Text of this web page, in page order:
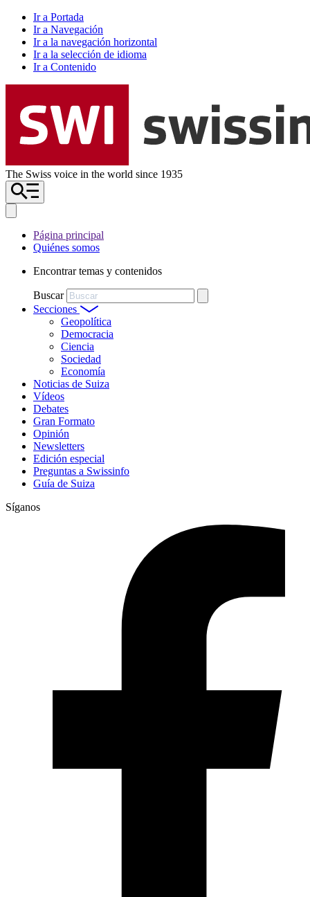
Ir a Portada
Ir a Navegación
Ir a la navegación horizontal
Ir a la selección de idioma
Ir a Contenido
The Swiss voice in the world since 1935
Página principal
Quiénes somos
Encontrar temas y contenidos
Buscar
Secciones
Geopolítica
Democracia
Ciencia
Sociedad
Economía
Noticias de Suiza
Vídeos
Debates
Gran Formato
Opinión
Newsletters
Edición especial
Preguntas a Swissinfo
Guía de Suiza
Síganos